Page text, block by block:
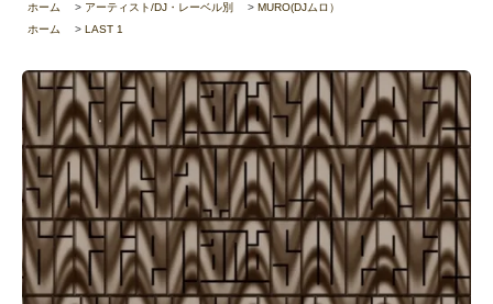
ホーム
> アーティスト/DJ・レーベル別 > MURO(DJムロ）
ホーム
> LAST 1